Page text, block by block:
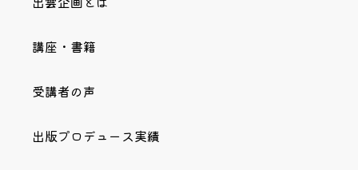
講座・書籍
受講者の声
出版プロデュース実績